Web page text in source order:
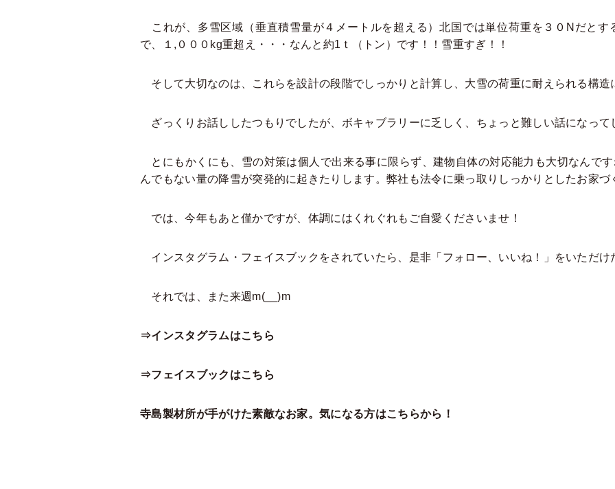
これが、多雪区域（垂直積雪量が４メートルを超える）北国では単位荷重を３０Nだとす
で、１,０００kg重超え・・・なんと約1ｔ（トン）です！！雪重すぎ！！
そして大切なのは、これらを設計の段階でしっかりと計算し、大雪の荷重に耐えられる構
ざっくりお話ししたつもりでしたが、ボキャブラリーに乏しく、ちょっと難しい話になって
とにもかくにも、雪の対策は個人で出来る事に限らず、建物自体の対応能力も大切なんで
んでもない量の降雪が突発的に起きたりします。弊社も法令に乗っ取りしっかりとしたお家
では、今年もあと僅かですが、体調にはくれぐれもご自愛くださいませ！
インスタグラム・フェイスブックをされていたら、是非「フォロー、いいね！」をいただけ
それでは、また来週m(__)m
⇒インスタグラムはこちら
⇒フェイスブックはこちら
寺島製材所が手がけた素敵なお家。気になる方はこちらから！